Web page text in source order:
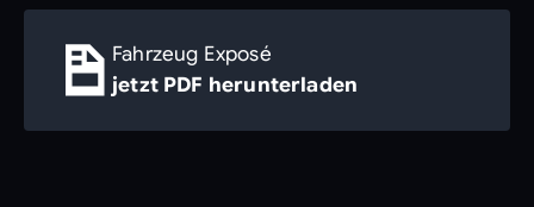
Fahrzeug Exposé
jetzt PDF herunterladen